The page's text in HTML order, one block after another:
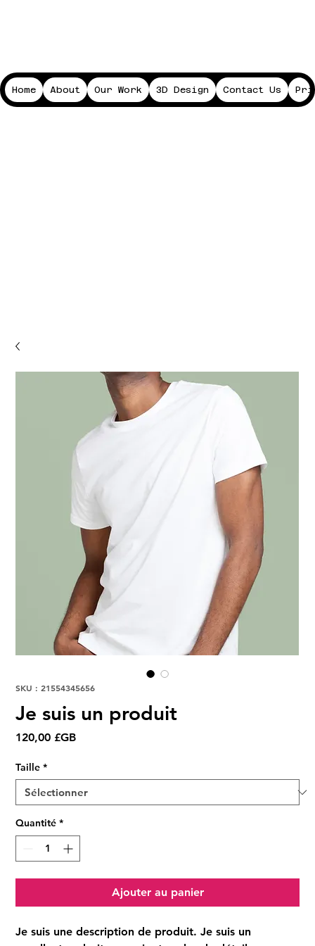
Home About Our Work 3D Design Contact Us
SKU : 21554345656
Je suis un produit
120,00 £GBPrix
Taille *
Quantité *
Ajouter au panier
Je suis une description de produit. Je suis un